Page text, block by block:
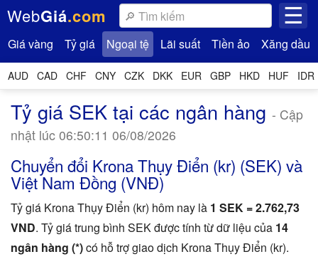
WebGiá.com ☰
Giá vàng Tỷ giá Ngoại tệ Lãi suất Tiền ảo Xăng dầu
AUD CAD CHF CNY CZK DKK EUR GBP HKD HUF IDR
Tỷ giá SEK tại các ngân hàng - Cập
nhật lúc 06:50:11 06/08/2026
Chuyển đổi Krona Thụy Điển (kr) (SEK) và
Việt Nam Đồng (VNĐ)
Tỷ giá Krona Thụy Điển (kr) hôm nay là 1 SEK = 2.762,73
VND. Tỷ giá trung bình SEK được tính từ dữ liệu của 14
ngân hàng (*)có hỗ trợ giao dịch Krona Thụy Điển (kr).